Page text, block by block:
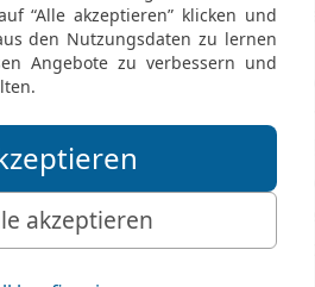
Israels wäre wie der Sand
Überrest gerettet werden;
28
denn eine
Gerechtigkeit wird der
Abrechnung über das
Und, wie Jesaja
Heerscharen uns nicht
wären wir wie Sodom